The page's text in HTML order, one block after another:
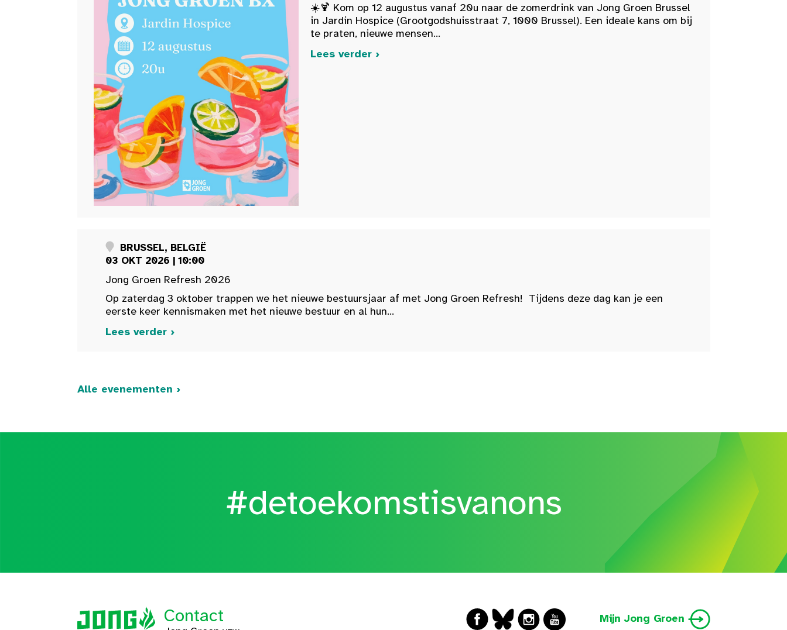
☀️🍹 Kom op 12 augustus vanaf 20u naar de zomerdrink van Jong Groen Brussel
in Jardin Hospice (Grootgodshuisstraat 7, 1000 Brussel). Een ideale kans om bij
te praten, nieuwe mensen...
Lees verder ›
BRUSSEL, BELGIË
03 OKT 2026 | 10:00
Jong Groen Refresh 2026
Op zaterdag 3 oktober trappen we het nieuwe bestuursjaar af met Jong Groen Refresh! Tijdens deze dag kan je een
eerste keer kennismaken met het nieuwe bestuur en al hun...
Lees verder ›
Alle evenementen ›
#detoekomstisvanons
Contact Mijn Jong Groen